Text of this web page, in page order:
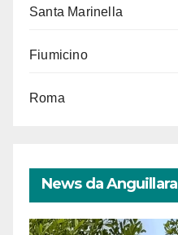
Santa Marinella
Fiumicino
Roma
News da Anguillara